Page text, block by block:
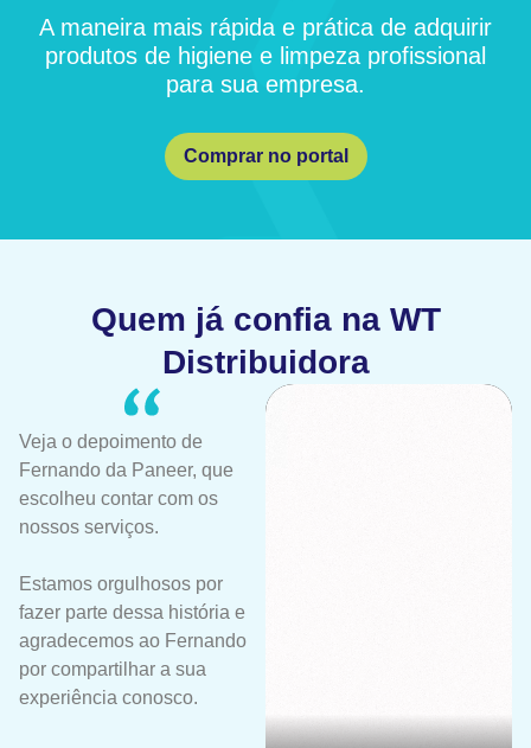
A maneira mais rápida e prática de adquirir
produtos de higiene e limpeza profissional
para sua empresa.
Comprar no portal
Quem já confia na WT
Distribuidora
Veja o depoimento de
Fernando da Paneer, que
escolheu contar com os
nossos serviços.
Estamos orgulhosos por
fazer parte dessa história e
agradecemos ao Fernando
por compartilhar a sua
experiência conosco.